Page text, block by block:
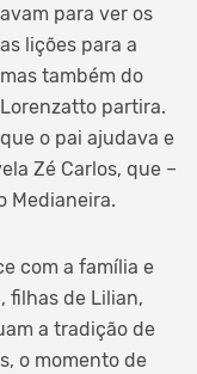
para ver os
lições para a
também do
partira.
o pai ajudava e
Zé Carlos, que –
Medianeira.
com a família e
filhas de Lilian,
a tradição de
o momento de